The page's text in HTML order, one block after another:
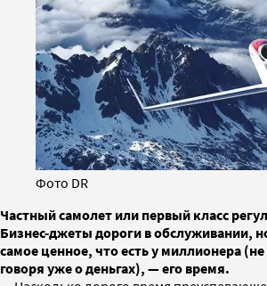
Фото DR
Частный самолет или первый класс
Бизнес-джеты дороги в обслуживании,
самое ценное, что есть у миллионера
говоря уже о деньгах), — его время.